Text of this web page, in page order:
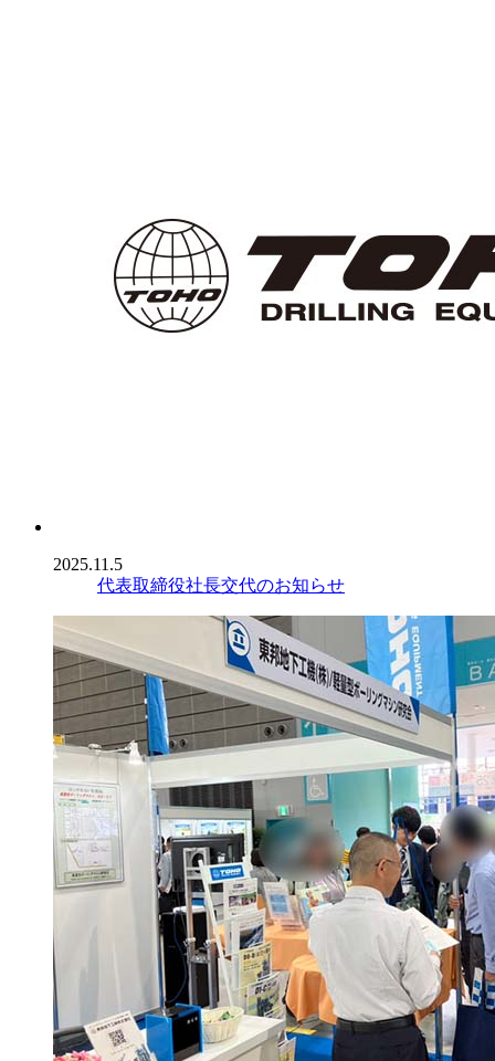
2025.11.5
代表取締役社長交代のお知らせ